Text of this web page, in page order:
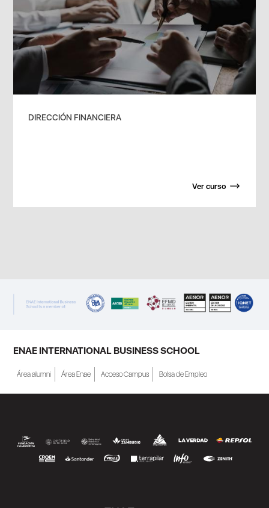
DIRECCIÓN FINANCIERA
Ver curso
ENAE INTERNATIONAL BUSINESS SCHOOL
Área alumni Área Enae Acceso Campus Bolsa de Empleo